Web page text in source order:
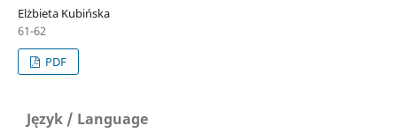
Elżbieta Kubińska
61-62
PDF
Język / Language